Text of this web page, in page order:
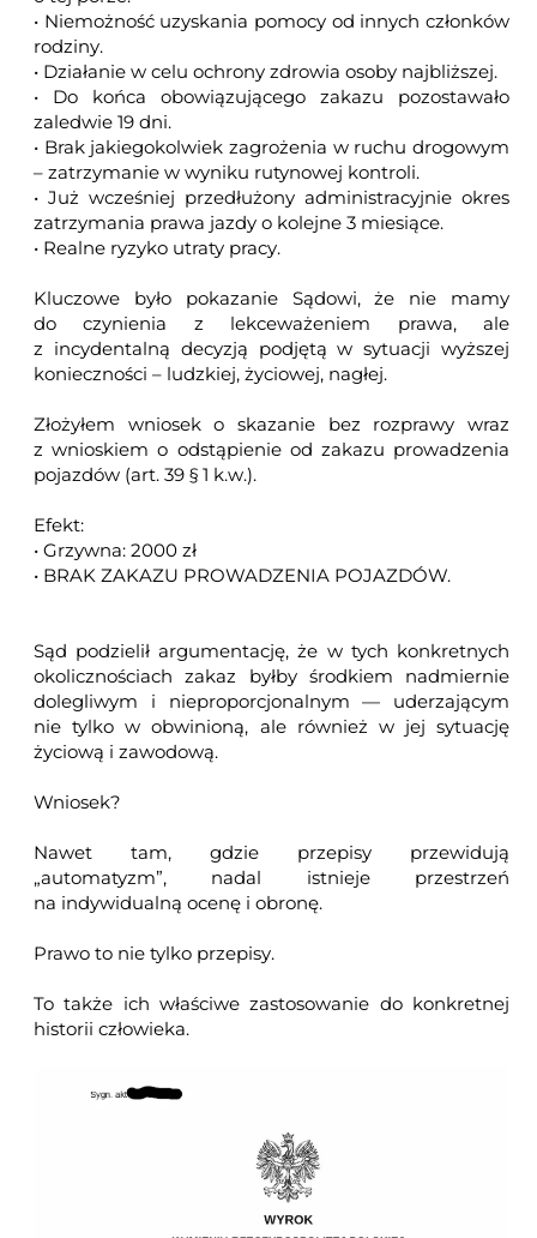
• Niemożność uzyskania pomocy od innych członków
rodziny.
• Działanie w celu ochrony zdrowia osoby najbliższej.
• Do końca obowiązującego zakazu pozostawało
zaledwie 19 dni.
• Brak jakiegokolwiek zagrożenia w ruchu drogowym
– zatrzymanie w wyniku rutynowej kontroli.
• Już wcześniej przedłużony administracyjnie okres
zatrzymania prawa jazdy o kolejne 3 miesiące.
• Realne ryzyko utraty pracy.
Kluczowe było pokazanie Sądowi, że nie mamy
do czynienia z lekceważeniem prawa, ale
z incydentalną decyzją podjętą w sytuacji wyższej
konieczności – ludzkiej, życiowej, nagłej.
Złożyłem wniosek o skazanie bez rozprawy wraz
z wnioskiem o odstąpienie od zakazu prowadzenia
pojazdów (art. 39 § 1 k.w.).
Efekt:
• Grzywna: 2000 zł
• BRAK ZAKAZU PROWADZENIA POJAZDÓW.
Sąd podzielił argumentację, że w tych konkretnych
okolicznościach zakaz byłby środkiem nadmiernie
dolegliwym i nieproporcjonalnym — uderzającym
nie tylko w obwinioną, ale również w jej sytuację
życiową i zawodową.
Wniosek?
Nawet tam, gdzie przepisy przewidują
„automatyzm”, nadal istnieje przestrzeń
na indywidualną ocenę i obronę.
Prawo to nie tylko przepisy.
To także ich właściwe zastosowanie do konkretnej
historii człowieka.